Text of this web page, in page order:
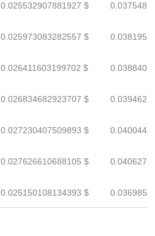
0.025532907881927 $
0.025973083282557 $
0.026411603199702 $
0.026834682923707 $
0.027230407509893 $
0.027626610688105 $
0.025150108134393 $